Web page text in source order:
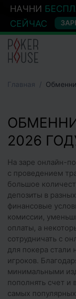
НАЧНИ
СЕЙЧАС
Главная
2026
На заре онлайн-
с проведением
большое
депозиты в
финансовые
комиссии,
оплаты, а
сотрудничать с
для покера
игроков.
минимальными
пополнять счет и
самых